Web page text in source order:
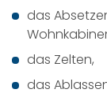
das
das Zelten,
das